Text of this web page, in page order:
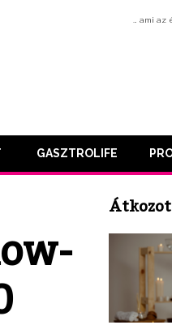
… ami
GASZTROLIFE